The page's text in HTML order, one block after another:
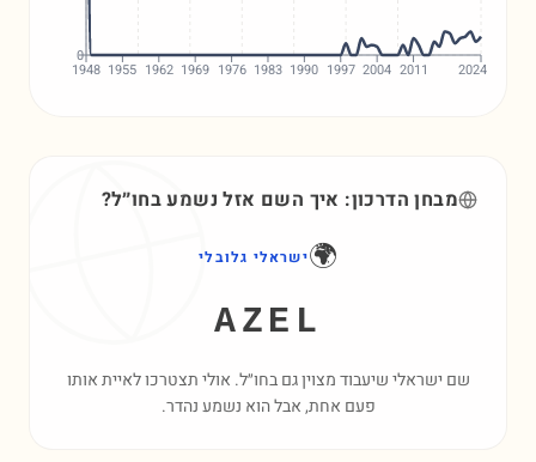
1948 1955 1962 1969 1976 1983 1990 1997 2004 2011 2024
0
מבחן הדרכון: איך השם אזלנשמע בחו״ל?
🌍ישראלי גלובלי
AZEL
שם ישראלי שיעבוד מצוין גם בחו״ל. אולי תצטרכו לאיית אותו
פעם אחת, אבל הוא נשמע נהדר.